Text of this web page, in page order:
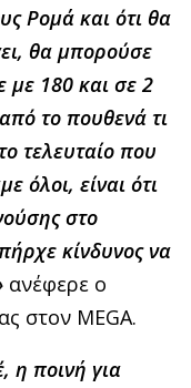
Ρομά και ότι θα
θα μπορούσε
με 180 και σε 2
το πουθενά τι
τελευταίο που
όλοι, είναι ότι
στο
κίνδυνος να
ανέφερε ο
στον MEGA.
η ποινή για